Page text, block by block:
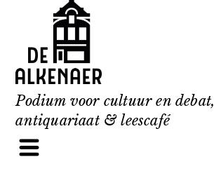
content
Podium voor cultuur en debat,
antiquariaat & leescafé